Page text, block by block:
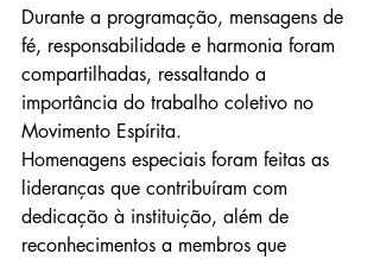
Durante a programação, mensagens de
fé, responsabilidade e harmonia foram
compartilhadas, ressaltando a
importância do trabalho coletivo no
Movimento Espírita.
Homenagens especiais foram feitas as
lideranças que contribuíram com
dedicação à instituição, além de
reconhecimentos a membros que